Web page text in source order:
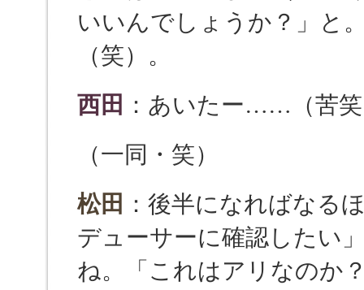
いいんでしょうか？」と
（笑）。
西田 ：あいたー……（苦
（一同・笑）
松田 ：後半になればなる
デューサーに確認したい
ね。「これはアリなのか